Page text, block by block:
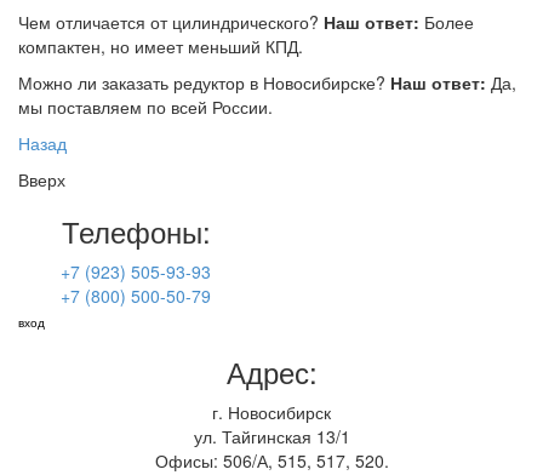
Чем отличается от цилиндрического? Наш ответ: Более
компактен, но имеет меньший КПД.
Можно ли заказать редуктор в Новосибирске? Наш ответ: Да,
мы поставляем по всей России.
Назад
Вверх
Телефоны:
+7 (923) 505-93-93
+7 (800) 500-50-79
вход
Адрес:
г. Новосибирск
ул. Тайгинская 13/1
Офисы: 506/А, 515, 517, 520.